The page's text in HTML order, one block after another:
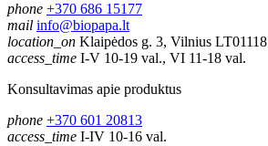
phone +370 686 15177
mail info@biopapa.lt
location_on Klaipėdos g. 3, Vilnius LT01118
access_time I-V 10-19 val., VI 11-18 val.
Konsultavimas apie produktus
phone +370 601 20813
access_time I-IV 10-16 val.